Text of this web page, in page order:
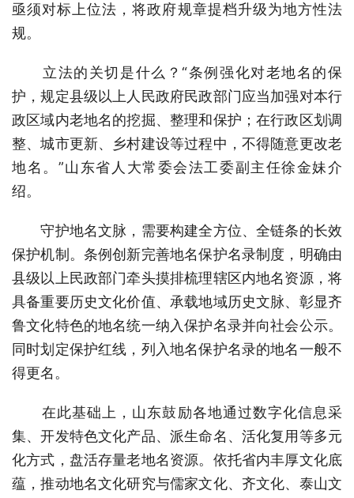
亟须对标上位法，将政府规章提档升级为地方性法
规。
立法的关切是什么？“条例强化对老地名的保
护，规定县级以上人民政府民政部门应当加强对本行
政区域内老地名的挖掘、整理和保护；在行政区划调
整、城市更新、乡村建设等过程中，不得随意更改老
地名。”山东省人大常委会法工委副主任徐金妹介
绍。
守护地名文脉，需要构建全方位、全链条的长效
保护机制。条例创新完善地名保护名录制度，明确由
县级以上民政部门牵头摸排梳理辖区内地名资源，将
具备重要历史文化价值、承载地域历史文脉、彰显齐
鲁文化特色的地名统一纳入保护名录并向社会公示。
同时划定保护红线，列入地名保护名录的地名一般不
得更名。
在此基础上，山东鼓励各地通过数字化信息采
集、开发特色文化产品、派生命名、活化复用等多元
化方式，盘活存量老地名资源。依托省内丰厚文化底
蕴，推动地名文化研究与儒家文化、齐文化、泰山文